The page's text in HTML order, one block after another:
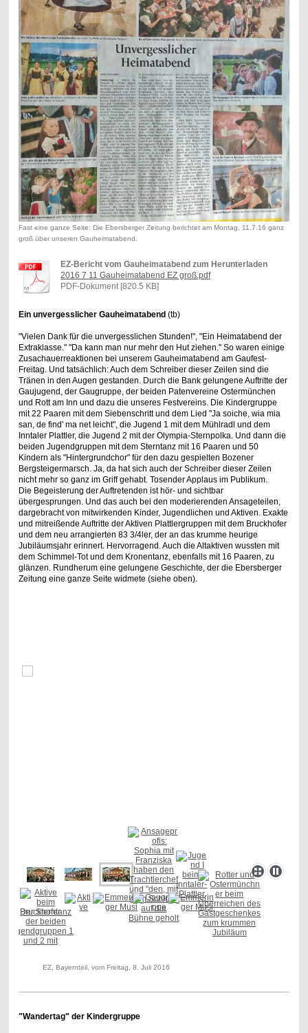
Fast eine ganze Seite: Die Ebersberger Zeitung berichtet am Montag, 11.7.16 ganz
groß über unseren Gauheimatabend.
EZ-Bericht vom Gauheimatabend zum Herunterladen
2016 7 11 Gauheimatabend EZ groß.pdf
PDF-Dokument [820.5 KB]
Ein unvergesslicher Gauheimatabend (tb)
"Vielen Dank für die unvergesslichen Stunden!", "Ein Heimatabend der
Extraklasse." "Da kann man nur mehr den Hut ziehen." So waren einige
Zusachauerreaktionen bei unserem Gauheimatabend am Gaufest-
Freitag. Und tatsächlich: Auch dem Schreiber dieser Zeilen sind die
Tränen in den Augen gestanden. Durch die Bank gelungene Auftritte der
Gaujugend, der Gaugruppe, der beiden Patenvereine Ostermünchen
und Rott am Inn und dazu die unseres Festvereins. Die Kindergruppe
mit 22 Paaren mit dem Siebenschritt und dem Lied "Ja soiche, wia mia
san, de find' ma net leicht", die Jugend 1 mit dem Mühlradl und dem
Inntaler Plattler, die Jugend 2 mit der Olympia-Sternpolka. Und dann die
beiden Jugendgruppen mit dem Sterntanz mit 16 Paaren und 50
Kindern als "Hintergrundchor" für den dazu gespielten Bozener
Bergsteigermarsch. Ja, da hat sich auch der Schreiber dieser Zeilen
nicht mehr so ganz im Griff gehabt. Tosender Applaus im Publikum.
Die Begeisterung der Auftretenden ist hör- und sichtbar
übergesprungen. Und das auch bei den moderierenden Ansageteilen,
dargebracht von mitwirkenden Kinder, Jugendlichen und Aktiven. Exakte
und mitreißende Auftritte der Aktiven Plattlergruppen mit dem Bruckhofer
und dem neu arrangierten 83 3/4ler, der an das krumme heurige
Jubiläumsjahr erinnert. Hervorragend. Auch die Altaktiven wussten mit
dem Schimmel-Tot und dem Kronentanz, ebenfalls mit 16 Paaren, zu
glänzen. Rundherum eine gelungene Geschichte, der die Ebersberger
Zeitung eine ganze Seite widmete (siehe oben).
EZ, Bayernteil, vom Freitag, 8. Juli 2016
"Wandertag" der Kindergruppe